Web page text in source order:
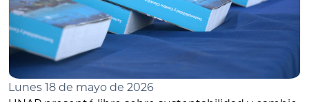
Lunes 18 de mayo de 2026